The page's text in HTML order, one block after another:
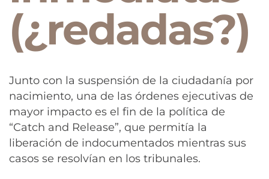
(¿redadas?)
Junto con la suspensión de la ciudadanía por
nacimiento, una de las órdenes ejecutivas de
mayor impacto es el fin de la política de
“Catch and Release”, que permitía la
liberación de indocumentados mientras sus
casos se resolvían en los tribunales.